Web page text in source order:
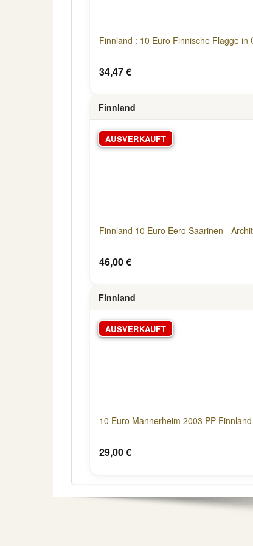
Finnland : 10 Euro Finnische Flagge
34,47 €
Finnland
AUSVERKAUFT
Finnland 10 Euro Eero Saarinen -
46,00 €
Finnland
AUSVERKAUFT
10 Euro Mannerheim 2003 PP Finnland
29,00 €